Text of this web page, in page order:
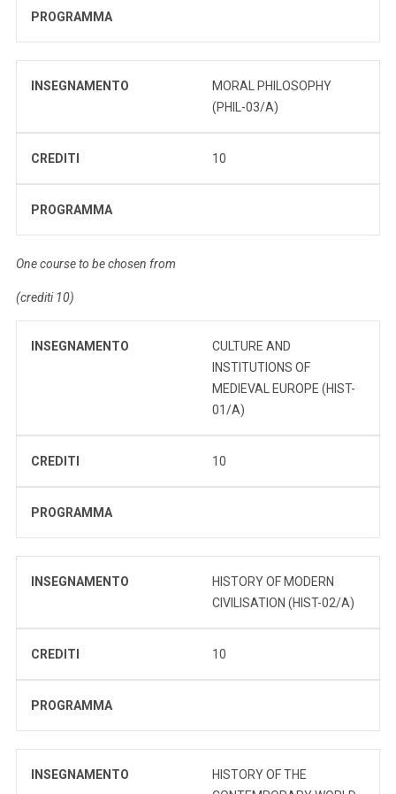
PROGRAMMA
INSEGNAMENTO
MORAL PHILOSOPHY
(PHIL-03/A)
CREDITI 10
PROGRAMMA
One course to be chosen from
(crediti 10)
INSEGNAMENTO
CULTURE AND
INSTITUTIONS OF
MEDIEVAL EUROPE (HIST-
01/A)
CREDITI 10
PROGRAMMA
INSEGNAMENTO
HISTORY OF MODERN
CIVILISATION (HIST-02/A)
CREDITI 10
PROGRAMMA
INSEGNAMENTO
HISTORY OF THE